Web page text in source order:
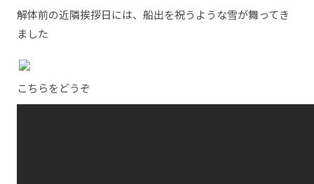
解体前の近隣挨拶日には、船出を祝うような雪が舞ってき
ました
こちらをどうぞ